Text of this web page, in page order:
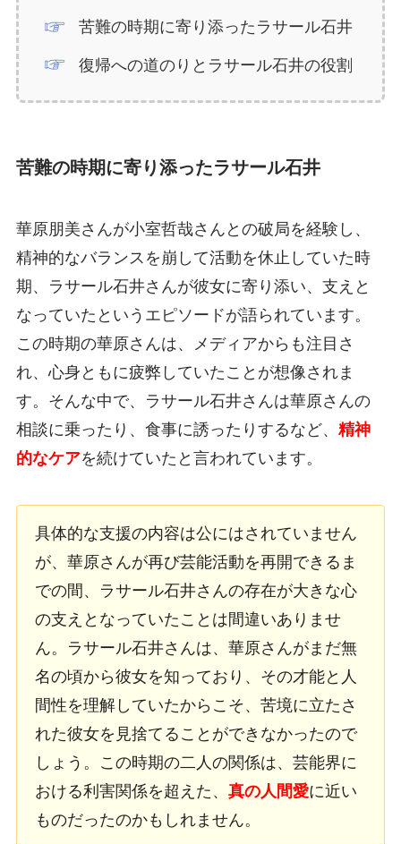
苦難の時期に寄り添ったラサール石井
復帰への道のりとラサール石井の役割
苦難の時期に寄り添ったラサール石井
華原朋美さんが小室哲哉さんとの破局を経験し、
精神的なバランスを崩して活動を休止していた時
期、ラサール石井さんが彼女に寄り添い、支えと
なっていたというエピソードが語られています。
この時期の華原さんは、メディアからも注目さ
れ、心身ともに疲弊していたことが想像されま
す。そんな中で、ラサール石井さんは華原さんの
相談に乗ったり、食事に誘ったりするなど、 精神
的なケアを続けていたと言われています。
具体的な支援の内容は公にはされていません
が、華原さんが再び芸能活動を再開できるま
での間、ラサール石井さんの存在が大きな心
の支えとなっていたことは間違いありませ
ん。ラサール石井さんは、華原さんがまだ無
名の頃から彼女を知っており、その才能と人
間性を理解していたからこそ、苦境に立たさ
れた彼女を見捨てることができなかったので
しょう。この時期の二人の関係は、芸能界に
おける利害関係を超えた、 真の人間愛に近い
ものだったのかもしれません。